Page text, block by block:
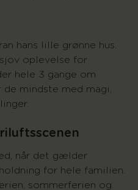
hans lille grønne hus.
oplevelse for
hele 3 gange om
mindste med magi,
når det gælder
for hele familien.
sommerferien og